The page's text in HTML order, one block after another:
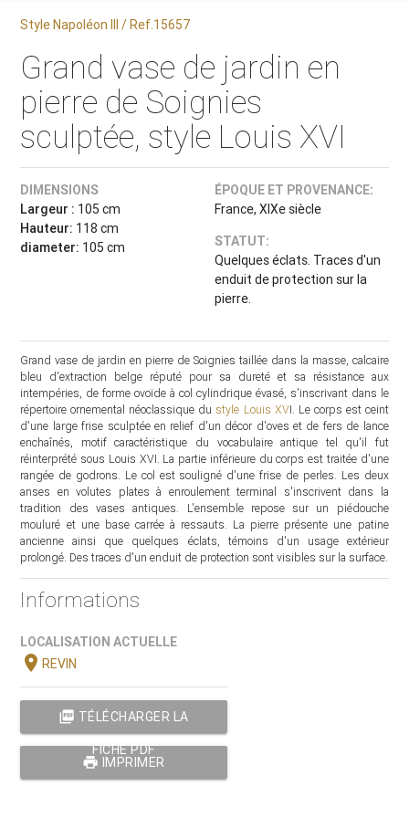
Style Napoléon III / Ref.15657
Grand vase de jardin en
pierre de Soignies
sculptée, style Louis XVI
DIMENSIONS
Largeur : 105 cm
Hauteur: 118 cm
diameter: 105 cm
ÉPOQUE ET PROVENANCE:
France, XIXe siècle
STATUT:
Quelques éclats. Traces d'un
enduit de protection sur la
pierre.
Grand vase de jardin en pierre de Soignies taillée dans la masse, calcaire
bleu d'extraction belge réputé pour sa dureté et sa résistance aux
intempéries, de forme ovoïde à col cylindrique évasé, s'inscrivant dans le
répertoire ornemental néoclassique du style Louis XVI. Le corps est ceint
d'une large frise sculptée en relief d'un décor d'oves et de fers de lance
enchaînés, motif caractéristique du vocabulaire antique tel qu'il fut
réinterprété sous Louis XVI. La partie inférieure du corps est traitée d'une
rangée de godrons. Le col est souligné d'une frise de perles. Les deux
anses en volutes plates à enroulement terminal s'inscrivent dans la
tradition des vases antiques. L'ensemble repose sur un piédouche
mouluré et une base carrée à ressauts. La pierre présente une patine
ancienne ainsi que quelques éclats, témoins d'un usage extérieur
prolongé. Des traces d'un enduit de protection sont visibles sur la surface.
Informations
LOCALISATION ACTUELLE
location_onREVIN
picture_as_pdf TÉLÉCHARGER LA
FICHE PDF
print IMPRIMER